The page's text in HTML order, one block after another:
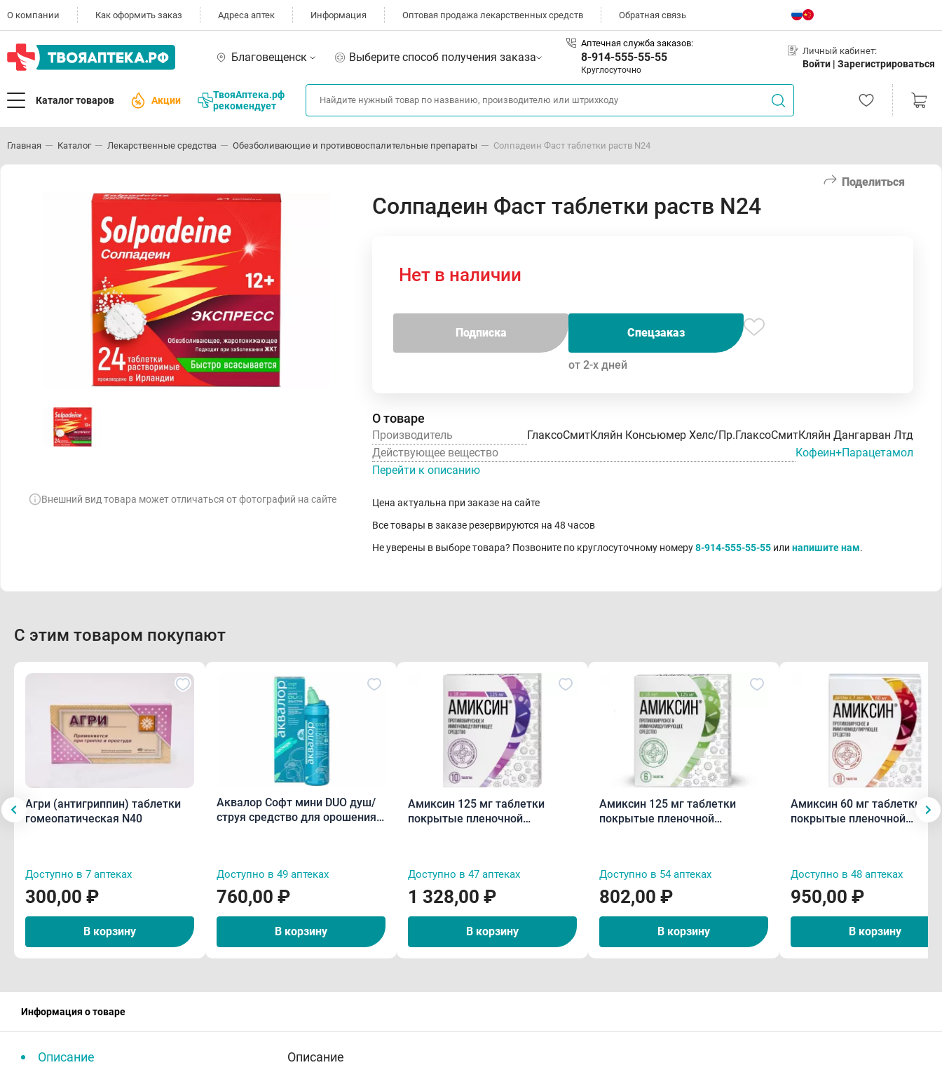
О компании Как оформить заказ Адреса аптек Информация Оптовая продажа лекарственных средств Обратная связь
Благовещенск Выберите способ получения заказа
Аптечная служба заказов:
8-914-555-55-55
Круглосуточно
Личный кабинет:
Войти | Зарегистрироваться
Каталог товаров Акции
ТвояАптека.рф
рекомендует
Главная Каталог Лекарственные средства Обезболивающие и противовоспалительные препараты Солпадеин Фаст таблетки раств N24
Поделиться
Внешний вид товара может отличаться от фотографий на сайте
Солпадеин Фаст таблетки раств N24
Нет в наличии
Подписка Спецзаказ
от 2-х дней
О товаре
Производитель
ГлаксоСмитКляйн Консьюмер Хелс/Пр.ГлаксоСмитКляйн Дангарван Лтд
Действующее вещество
Кофеин+Парацетамол
Перейти к описанию
Цена актуальна при заказе на сайте
Все товары в заказе резервируются на 48 часов
Не уверены в выборе товара? Позвоните по круглосуточному номеру8-914-555-55-55 или напишите нам.
С этим товаром покупают
Агри (антигриппин) таблетки
гомеопатическая N40
Доступно в 7 аптеках
300,00 ₽
В корзину
Аквалор Софт мини DUO душ/
струя средство для орошения и
Доступно в 49 аптеках
760,00 ₽
В корзину
Амиксин 125 мг таблетки
покрытые пленочной
Доступно в 47 аптеках
1 328,00 ₽
В корзину
Амиксин 125 мг таблетки
покрытые пленочной
Доступно в 54 аптеках
802,00 ₽
В корзину
Амиксин 60 мг таблетки
покрытые пленочной
Доступно в 48 аптеках
950,00 ₽
В корзину
Информация о товаре
Описание
Описание